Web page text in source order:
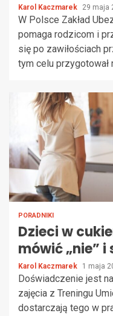
Karol Kaczmarek 29 maja
W Polsce Zakład
pomaga rodzicom i
się po zawiłościach
tym celu przygotował
PORADNIKI
Dzieci w
mówić „nie”
Karol Kaczmarek 1 maja
Doświadczenie jest
zajęcia z Treningu
dostarczają tego w